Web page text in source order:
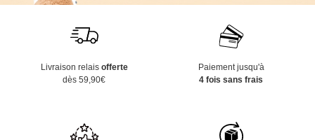
Livraison relais offerte
dès 59,90€
Paiement jusqu'à
4 fois sans frais